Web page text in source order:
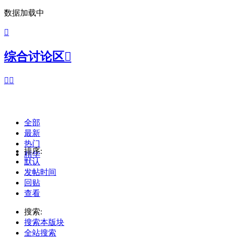
数据加载中

综合讨论区
 
全部
最新
热门
精华
排序:
默认
发帖时间
回贴
查看
搜索:
搜索本版块
全站搜索